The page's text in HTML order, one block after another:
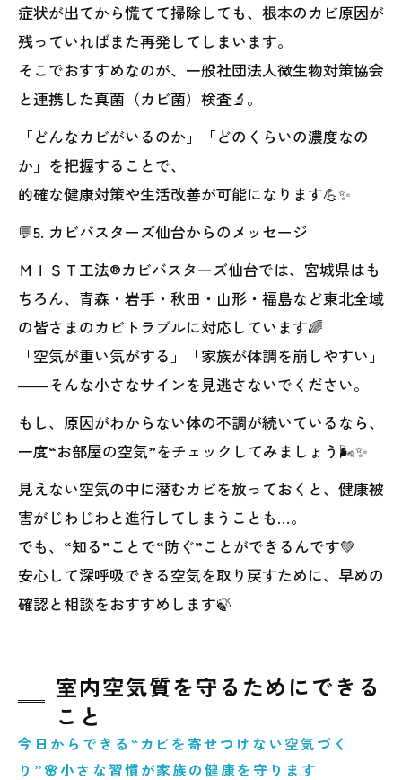
症状が出てから慌てて掃除しても、根本のカビ原因が
残っていればまた再発してしまいます。
そこでおすすめなのが、一般社団法人微生物対策協会
と連携した真菌（カビ菌）検査🔬。
「どんなカビがいるのか」「どのくらいの濃度なの
か」を把握することで、
的確な健康対策や生活改善が可能になります💪✨
💬5. カビバスターズ仙台からのメッセージ
ＭＩＳＴ工法®カビバスターズ仙台では、宮城県はも
ちろん、青森・岩手・秋田・山形・福島など東北全域
の皆さまのカビトラブルに対応しています🌈
「空気が重い気がする」「家族が体調を崩しやすい」
――そんな小さなサインを見逃さないでください。
もし、原因がわからない体の不調が続いているなら、
一度“お部屋の空気”をチェックしてみましょう🌬️✨
見えない空気の中に潜むカビを放っておくと、健康被
害がじわじわと進行してしまうことも…。
でも、“知る”ことで“防ぐ”ことができるんです💚
安心して深呼吸できる空気を取り戻すために、早めの
確認と相談をおすすめします🍃
室内空気質を守るためにできる
こと
今日からできる“カビを寄せつけない空気づく
り”🌸小さな習慣が家族の健康を守ります